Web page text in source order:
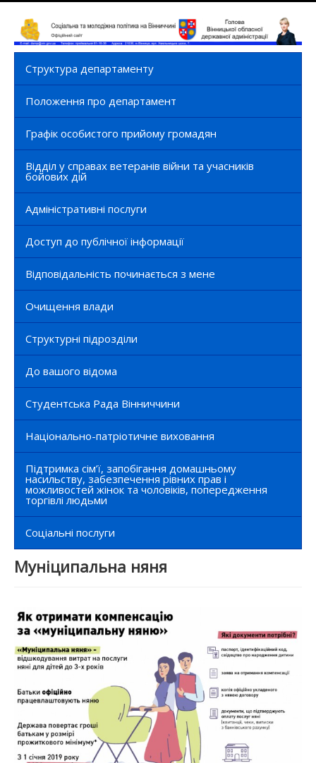
Структура департаменту
Положення про департамент
Графік особистого прийому громадян
Відділ у справах ветеранів війни та учасників
бойових дій
Адміністративні послуги
Доступ до публічної інформації
Відповідальність починається з мене
Очищення влади
Структурні підрозділи
До вашого відома
Студентська Рада Вінниччини
Національно-патріотичне виховання
Підтримка сім’ї, запобігання домашньому
насильству, забезпечення рівних прав і
можливостей жінок та чоловіків, попередження
торгівлі людьми
Соціальні послуги
Муніципальна няня